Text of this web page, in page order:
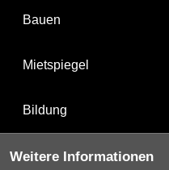
Bauen
Mietspiegel
Bildung
Weitere Informationen